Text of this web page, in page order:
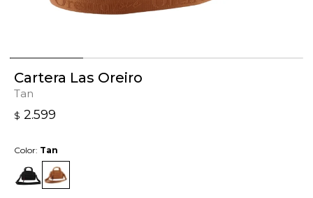
Cartera Las Oreiro
Tan
$ 2.599
Color: Tan